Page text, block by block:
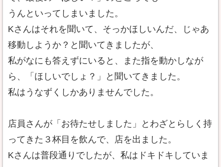
うんといってしまいました。
Kさんはそれを聞いて、そっかほしいんだ、じゃあ
移動しようか？と聞いてきましたが、
私がなにも答えずにいると、また指を動かしなが
ら、「ほしいでしょ？」と聞いてきました。
私はうなずくしかありませんでした。
店員さんが「お待たせしました」とわざとらしく持
ってきた３杯目を飲んで、店を出ました。
Kさんは普段通りでしたが、私はドキドキしていま